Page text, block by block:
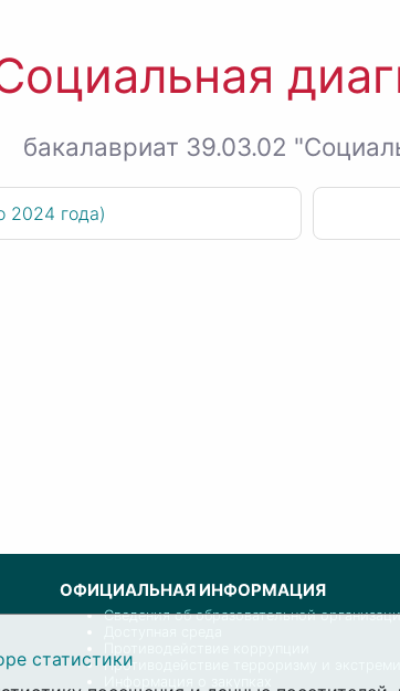
бакалавриат 39.03.02
2024 года)
ОФИЦИАЛЬНАЯ ИНФОРМАЦИЯ
Сведения об образовательной
Противодействие терроризму и
статистики